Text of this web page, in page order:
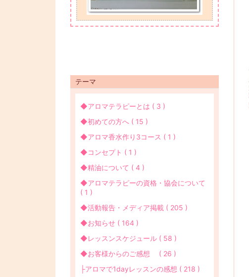
テーマ
◆アロマテラピーとは ( 3 )
◆初めての方へ ( 15 )
◆アロマ香水作り3コース ( 1 )
◆コンセプト ( 1 )
◆精油について ( 4 )
◆アロマテラピーの資格・協会について
( 1 )
◆活動報告・メディア掲載 ( 205 )
◆お知らせ ( 164 )
◆レッスンスケジュール ( 58 )
◆お客様からのご感想 ( 26 )
├アロマで1dayレッスンの感想 ( 218 )